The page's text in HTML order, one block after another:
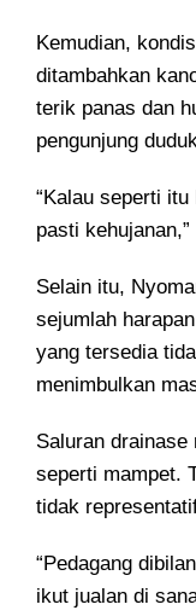
Kemudian,
ditambahkan
terik panas dan
pengunjung
“Kalau seperti
pasti
Selain itu,
sejumlah
yang tersedia
menimbulkan
Saluran drainase
seperti mampet.
tidak
“Pedagang
ikut jualan di